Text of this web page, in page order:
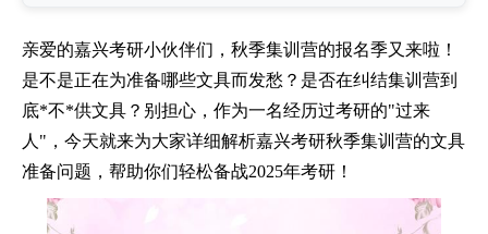
亲爱的嘉兴考研小伙伴们，秋季集训营的报名季又来啦！
是不是正在为准备哪些文具而发愁？是否在纠结集训营到
底*不*供文具？别担心，作为一名经历过考研的"过来
人"，今天就来为大家详细解析嘉兴考研秋季集训营的文具
准备问题，帮助你们轻松备战2025年考研！